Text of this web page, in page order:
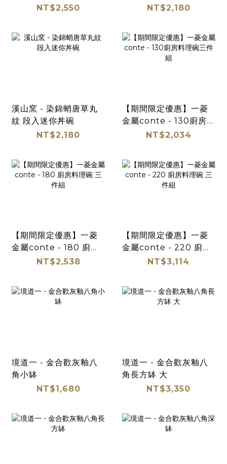
NT$2,550
NT$2,180
溪山窯 - 染錦蛸唐草丸
紋 段入迷你丼碗
NT$2,180
【期間限定優惠】一菱
金屬conte - 130廚房料
理碗三件組NT$2,034
【期間限定優惠】一菱
金屬conte - 180 廚房
料理碗 三件組
NT$2,538
【期間限定優惠】一菱
金屬conte - 220 廚房
料理碗 三件組
NT$3,114
境道一 - 金合歡灰釉八
角小缽
NT$1,680
境道一 - 金合歡灰釉八
角長方缽 大
NT$3,350